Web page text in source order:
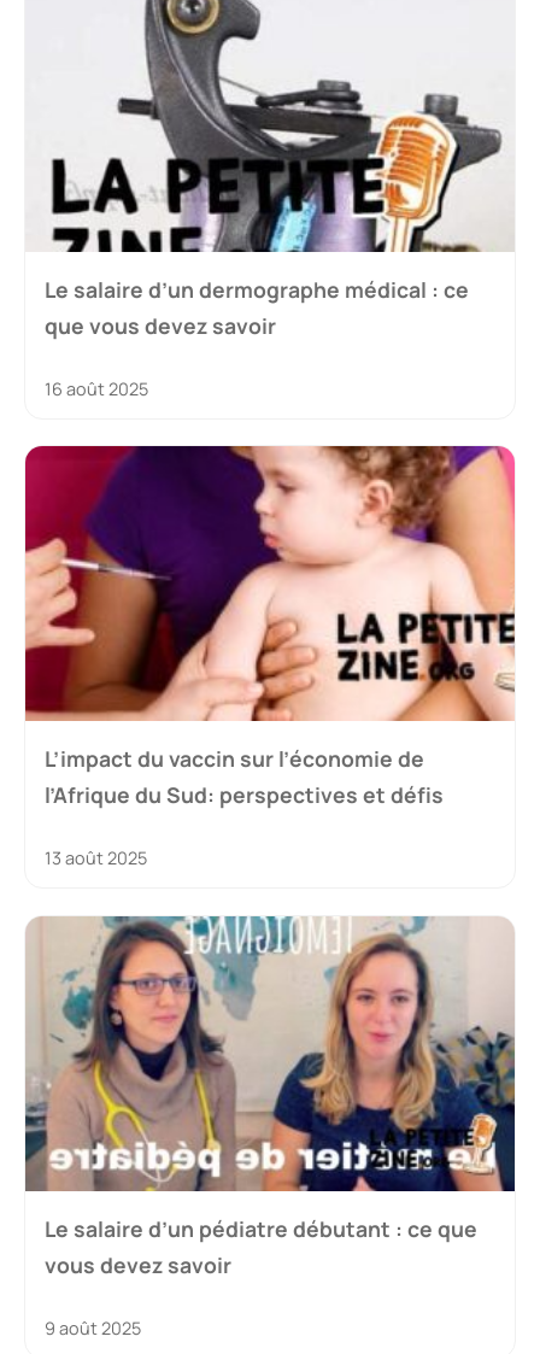
Le salaire d’un dermographe médical : ce
que vous devez savoir
16 août 2025
L’impact du vaccin sur l’économie de
l’Afrique du Sud: perspectives et défis
13 août 2025
Le salaire d’un pédiatre débutant : ce que
vous devez savoir
9 août 2025